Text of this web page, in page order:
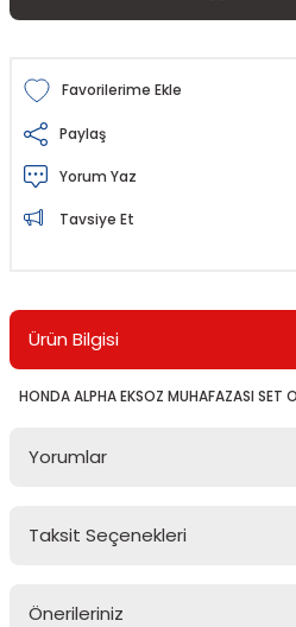
Paylaş
Yorum Yaz
Tavsiye Et
Ürün Bilgisi
HONDA ALPHA EKSOZ MUHAFAZASI SET
Yorumlar
Taksit Seçenekleri
Önerileriniz